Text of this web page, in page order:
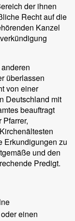
der ihnen
Recht auf die
Kanzel
überlassen
von einer
Deutschland mit
beauftragt
Erkundigungen zu
und den
Predigt.
einen